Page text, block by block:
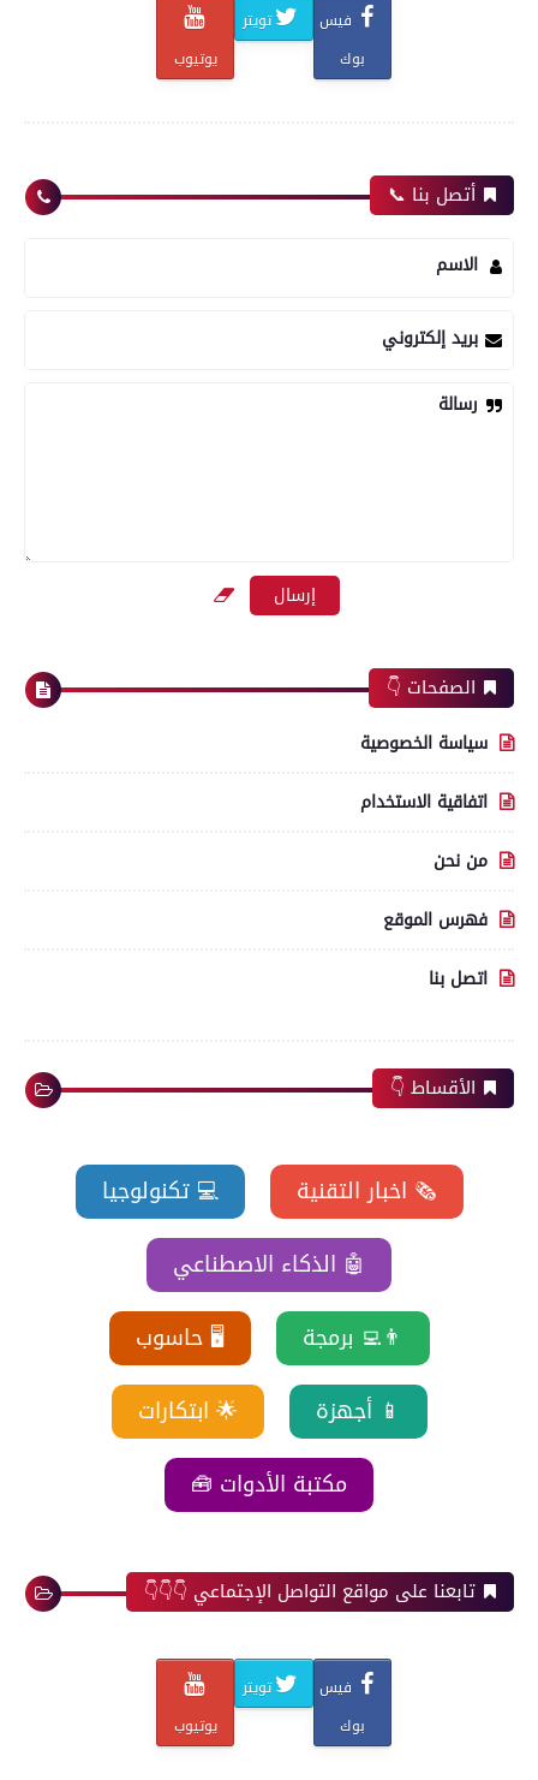
فيس
بوك
تويتر
يوتيوب
أتصل بنا 📞
الاسم
بريد إلكتروني
رسالة
الصفحات 👇
سياسة الخصوصية
اتفاقية الاستخدام
من نحن
فهرس الموقع
اتصل بنا
الأقساط 👇
🗞️ اخبار التقنية
💻 تكنولوجيا
🤖 الذكاء الاصطناعي
👨‍💻 برمجة
🖥️ حاسوب
📱 أجهزة
🌟 ابتكارات
مكتبة الأدوات 🧰
تابعنا على مواقع التواصل الإجتماعي 👇👇👇
فيس
بوك
تويتر
يوتيوب